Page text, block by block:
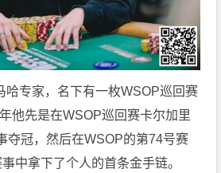
哈专家，名下有一枚WSOP巡回赛
他先是在WSOP巡回赛卡尔加里
夺冠，然后在WSOP的第74号赛
中拿下了个人的首条金手链。